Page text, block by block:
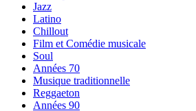
Jazz
Latino
Chillout
Film et Comédie musicale
Soul
Années 70
Musique traditionnelle
Reggaeton
Années 90